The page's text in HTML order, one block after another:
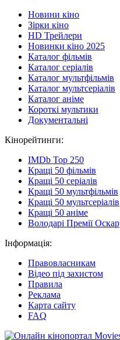
Новини кіно
Зірки кіно
HD Трейлери
Новинки кіно 2025
Каталог фільмів
Каталог серіалів
Каталог мультфільмів
Каталог мультсеріалів
Каталог аніме
Короткі мультики
Документальні
Кінорейтинги:
IMDb Top 250
Кращі 50 фільмів
Кращі 50 серіалів
Кращі 50 мультфільмів
Кращі 50 мультсеріалів
Кращі 50 аніме
Володарі Премії Оскар
Інформація:
Правовласникам
Відео під захистом
Правила
Реклама
Карта сайту
FAQ